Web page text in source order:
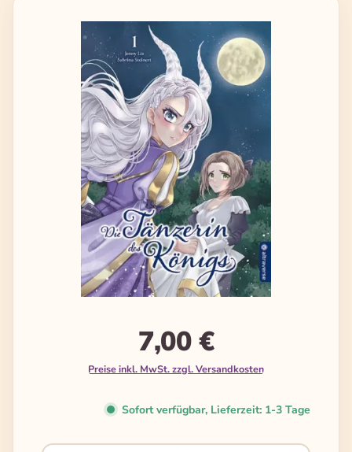
Bildergalerie überspringen
7,00 €
Preise inkl. MwSt. zzgl. Versandkosten
Sofort verfügbar, Lieferzeit: 1-3 Tage